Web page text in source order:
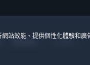
站效能、提供個性化體驗和